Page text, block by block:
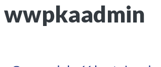
wwpkaadmin